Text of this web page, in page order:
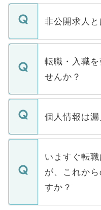
ご登録いただ
登録内容を確
ます。通常、5
いただきます
い。
非公開求人
マイナビ
うち約3割は、
けない「非公
下記の理由に
ません。
■応募殺到を
関を公にして
に、医療機関
みを人材紹介
ています。
転職・入職
せんか？
転職・入職を
ん。また、仮
定を承諾する
の辞退の連絡
ますので、ご
個人情報は
個人情報が漏
で、ご安心く
などで収集し
ご本人のキャ
支援を目的に
ているすべて
いますぐ転
が、これか
すか？